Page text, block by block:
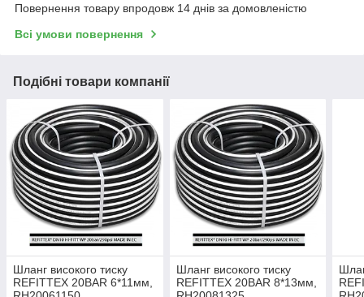
Повернення товару впродовж 14 днів за домовленістю
Всі умови повернення
Подібні товари компанії
Шланг високого тиску
REFITTEX 20BAR 6*11мм,
Шланг високого тиску
REFITTEX 20BAR 8*13мм,